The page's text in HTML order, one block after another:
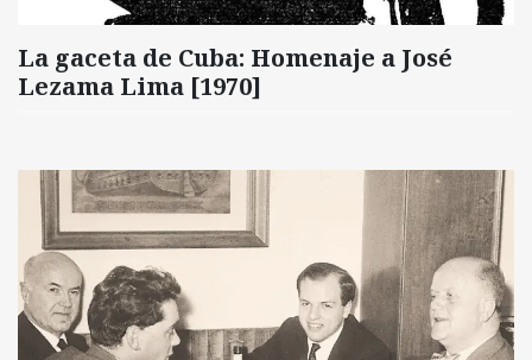
La gaceta de Cuba: Homenaje a José
Lezama Lima [1970]